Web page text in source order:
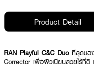
Product Detail
RAN Playful C&C Duo ที่สุดขอ
Corrector เพื่อผิวเนียนสวยไร้ที่ติ